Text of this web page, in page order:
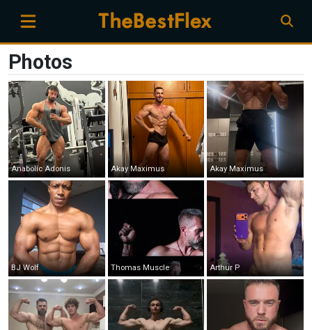
Photos
Anabolic Adonis Akay Maximus Akay Maximus
BJ Wolf Thomas Muscle Arthur P